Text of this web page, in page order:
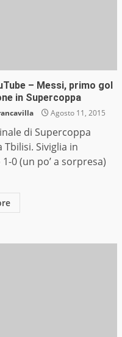
– Messi, primo gol
in Supercoppa
Agosto 11, 2015
di Supercoppa
Tbilisi. Siviglia in
0 (un po’ a sorpresa)